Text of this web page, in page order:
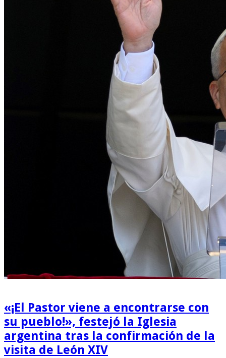
«¡El Pastor viene a encontrarse con
su pueblo!», festejó la Iglesia
argentina tras la confirmación de la
visita de León XIV